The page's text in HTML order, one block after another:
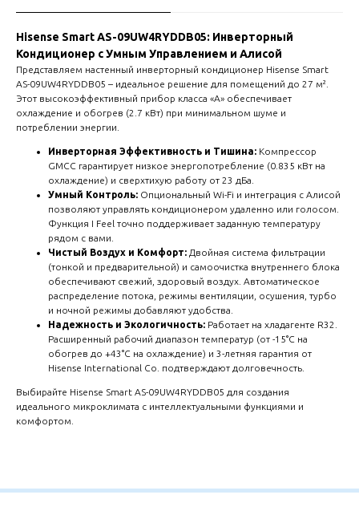
Hisense Smart AS-09UW4RYDDB05: Инверторный
Кондиционер с Умным Управлением и Алисой
Представляем настенный инверторный кондиционер Hisense Smart
AS-09UW4RYDDB05 – идеальное решение для помещений до 27 м².
Этот высокоэффективный прибор класса «А» обеспечивает
охлаждение и обогрев (2.7 кВт) при минимальном шуме и
потреблении энергии.
Инверторная Эффективность и Тишина: Компрессор
GMCC гарантирует низкое энергопотребление (0.835 кВт на
охлаждение) и сверхтихую работу от 23 дБа.
Умный Контроль: Опциональный Wi-Fi и интеграция с Алисой
позволяют управлять кондиционером удаленно или голосом.
Функция I Feel точно поддерживает заданную температуру
рядом с вами.
Чистый Воздух и Комфорт: Двойная система фильтрации
(тонкой и предварительной) и самоочистка внутреннего блока
обеспечивают свежий, здоровый воздух. Автоматическое
распределение потока, режимы вентиляции, осушения, турбо
и ночной режимы добавляют удобства.
Надежность и Экологичность: Работает на хладагенте R32.
Расширенный рабочий диапазон температур (от -15°C на
обогрев до +43°C на охлаждение) и 3-летняя гарантия от
Hisense International Co. подтверждают долговечность.
Выбирайте Hisense Smart AS-09UW4RYDDB05 для создания
идеального микроклимата с интеллектуальными функциями и
комфортом.